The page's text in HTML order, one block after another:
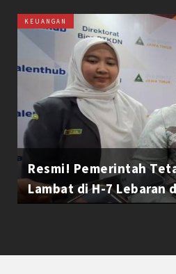
KEUANGAN
Resmi! Pemerintah
Lambat di H-7 Lebaran